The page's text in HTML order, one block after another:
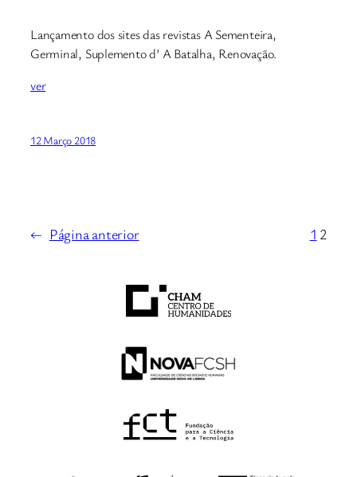
Lançamento dos sites das revistas A Sementeira,
Germinal, Suplemento d’ A Batalha, Renovação.
ver
12 Março 2018
← Página anterior 1 2